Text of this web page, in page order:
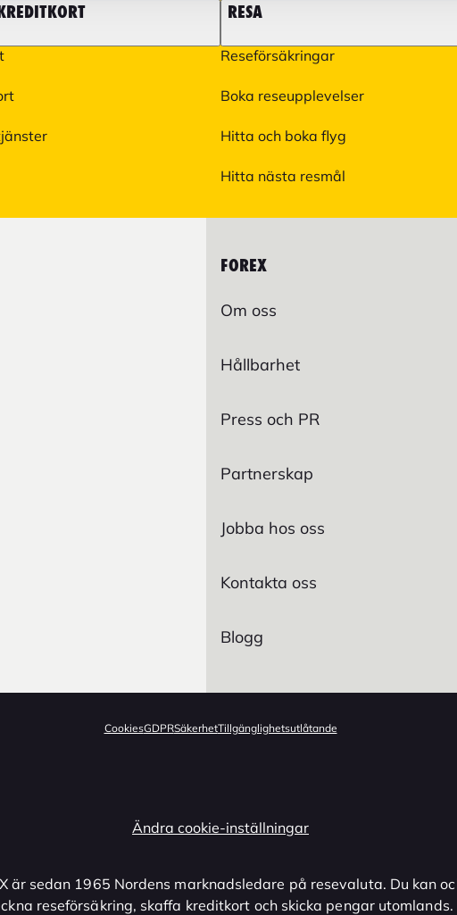
RESA
Reseförsäkringar
Boka reseupplevelser
Hitta och boka flyg
Hitta nästa resmål
FOREX
Om oss
Hållbarhet
Press och PR
Partnerskap
Jobba hos oss
Kontakta oss
Blogg
CookiesGDPRSäkerhetTillgänglighetsutlåtande
Ändra cookie-inställningar
är sedan 1965 Nordens marknadsledare på resevaluta. Du kan
reseförsäkring, skaffa kreditkort och skicka pengar utomlands.